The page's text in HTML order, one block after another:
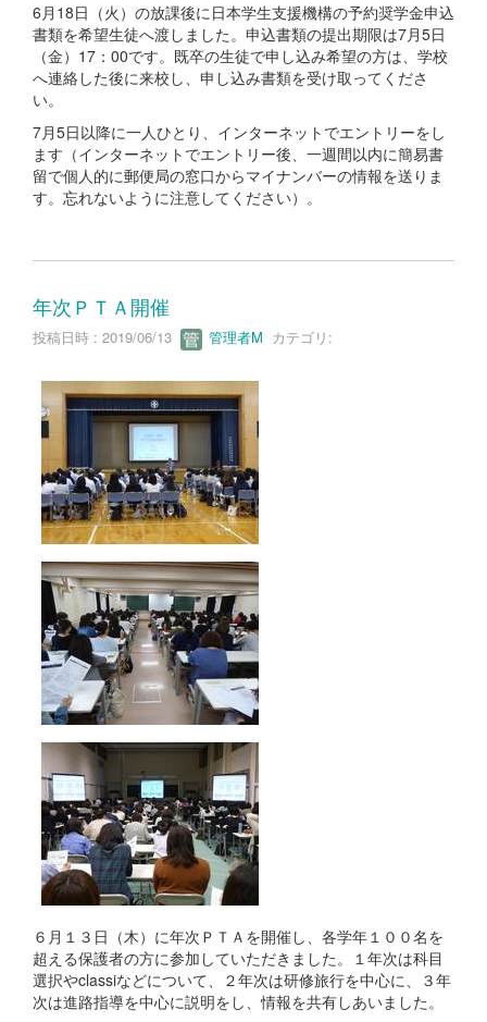
6月18日（火）の放課後に日本学生支援機構の予約奨学金申込
書類を希望生徒へ渡しました。申込書類の提出期限は7月5日
（金）17：00です。既卒の生徒で申し込み希望の方は、学校
へ連絡した後に来校し、申し込み書類を受け取ってくださ
い。
7月5日以降に一人ひとり、インターネットでエントリーをし
ます（インターネットでエントリー後、一週間以内に簡易書
留で個人的に郵便局の窓口からマイナンバーの情報を送りま
す。忘れないように注意してください）。
年次ＰＴＡ開催
投稿日時 : 2019/06/13 管理者M カテゴリ:
６月１３日（木）に年次ＰＴＡを開催し、各学年１００名を
超える保護者の方に参加していただきました。１年次は科目
選択やclassiなどについて、２年次は研修旅行を中心に、３年
次は進路指導を中心に説明をし、情報を共有しあいました。